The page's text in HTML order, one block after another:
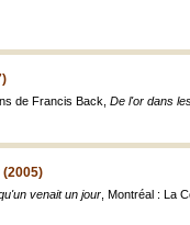
de Francis Back, De l'or dans
(2005)
venait un jour , Montréal : La